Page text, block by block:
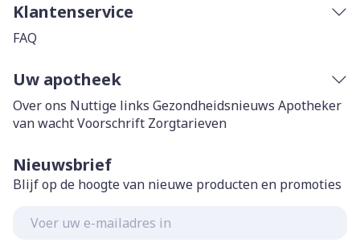
Klantenservice
FAQ
Uw apotheek
Over ons Nuttige links Gezondheidsnieuws Apotheker
van wachtVoorschrift Zorgtarieven
Nieuwsbrief
Blijf op de hoogte van nieuwe producten en promoties